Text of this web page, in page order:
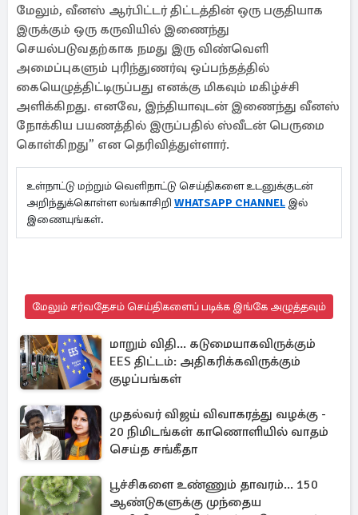
மேலும், வீனஸ் ஆர்பிட்டர் திட்டத்தின் ஒரு பகுதியாக
இருக்கும் ஒரு கருவியில் இணைந்து
செயல்படுவதற்காக நமது இரு விண்வெளி
அமைப்புகளும் புரிந்துணர்வு ஒப்பந்தத்தில்
கையெழுத்திட்டிருப்பது எனக்கு மிகவும் மகிழ்ச்சி
அளிக்கிறது. எனவே, இந்தியாவுடன் இணைந்து வீனஸ்
நோக்கிய பயணத்தில் இருப்பதில் ஸ்வீடன் பெருமை
கொள்கிறது” என தெரிவித்துள்ளார்.
உள்நாட்டு மற்றும் வெளிநாட்டு செய்திகளை உடனுக்குடன்
அறிந்துக்கொள்ள லங்காசிறி WHATSAPP CHANNEL இல்
இணையுங்கள்.
மேலும் சர்வதேசம் செய்திகளைப் படிக்க இங்கே அழுத்தவும்
மாறும் விதி... கடுமையாகவிருக்கும்
EES திட்டம்: அதிகரிக்கவிருக்கும்
குழப்பங்கள்
முதல்வர் விஜய் விவாகரத்து வழக்கு -
20 நிமிடங்கள் காணொளியில் வாதம்
செய்த சங்கீதா
பூச்சிகளை உண்ணும் தாவரம்... 150
ஆண்டுகளுக்கு முந்தைய